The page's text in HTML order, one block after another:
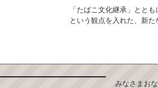
「たばこ文化継承」とと
という観点を入れた、新
みなさまお